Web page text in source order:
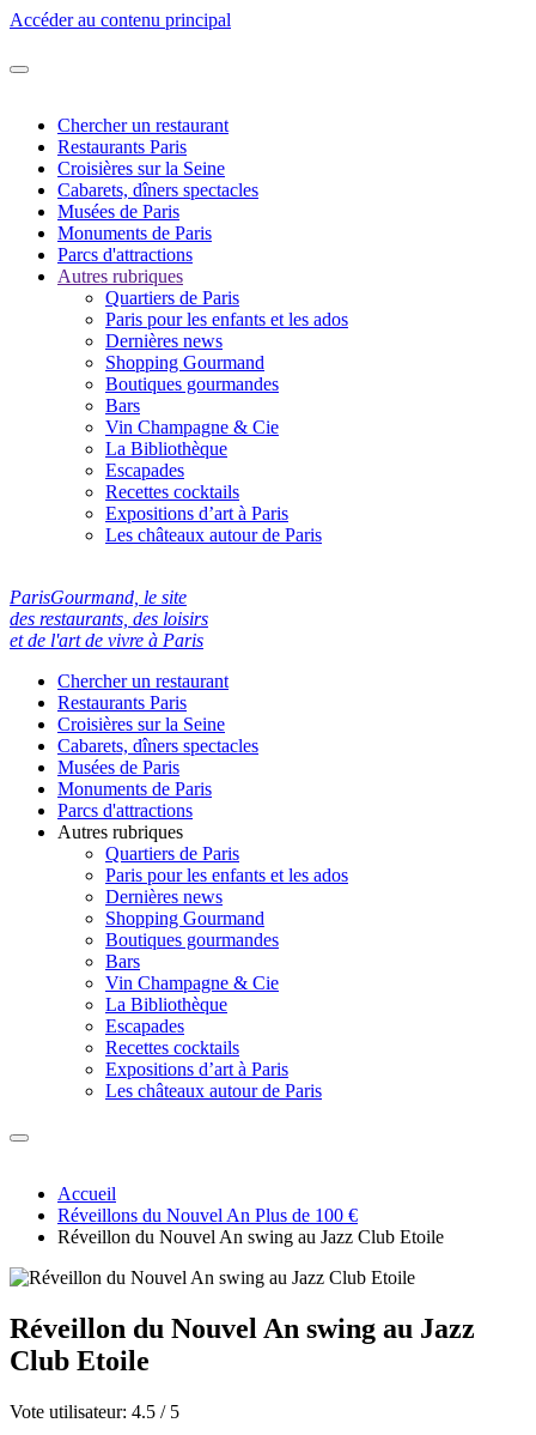
Accéder au contenu principal
Chercher un restaurant
Restaurants Paris
Croisières sur la Seine
Cabarets, dîners spectacles
Musées de Paris
Monuments de Paris
Parcs d'attractions
Autres rubriques
Quartiers de Paris
Paris pour les enfants et les ados
Dernières news
Shopping Gourmand
Boutiques gourmandes
Bars
Vin Champagne & Cie
La Bibliothèque
Escapades
Recettes cocktails
Expositions d’art à Paris
Les châteaux autour de Paris
ParisGourmand, le site
des restaurants, des loisirs
et de l'art de vivre à Paris
Chercher un restaurant
Restaurants Paris
Croisières sur la Seine
Cabarets, dîners spectacles
Musées de Paris
Monuments de Paris
Parcs d'attractions
Autres rubriques
Quartiers de Paris
Paris pour les enfants et les ados
Dernières news
Shopping Gourmand
Boutiques gourmandes
Bars
Vin Champagne & Cie
La Bibliothèque
Escapades
Recettes cocktails
Expositions d’art à Paris
Les châteaux autour de Paris
Accueil
Réveillons du Nouvel An Plus de 100 €
Réveillon du Nouvel An swing au Jazz Club Etoile
Réveillon du Nouvel An swing au Jazz
Club Etoile
Vote utilisateur: 4.5 / 5